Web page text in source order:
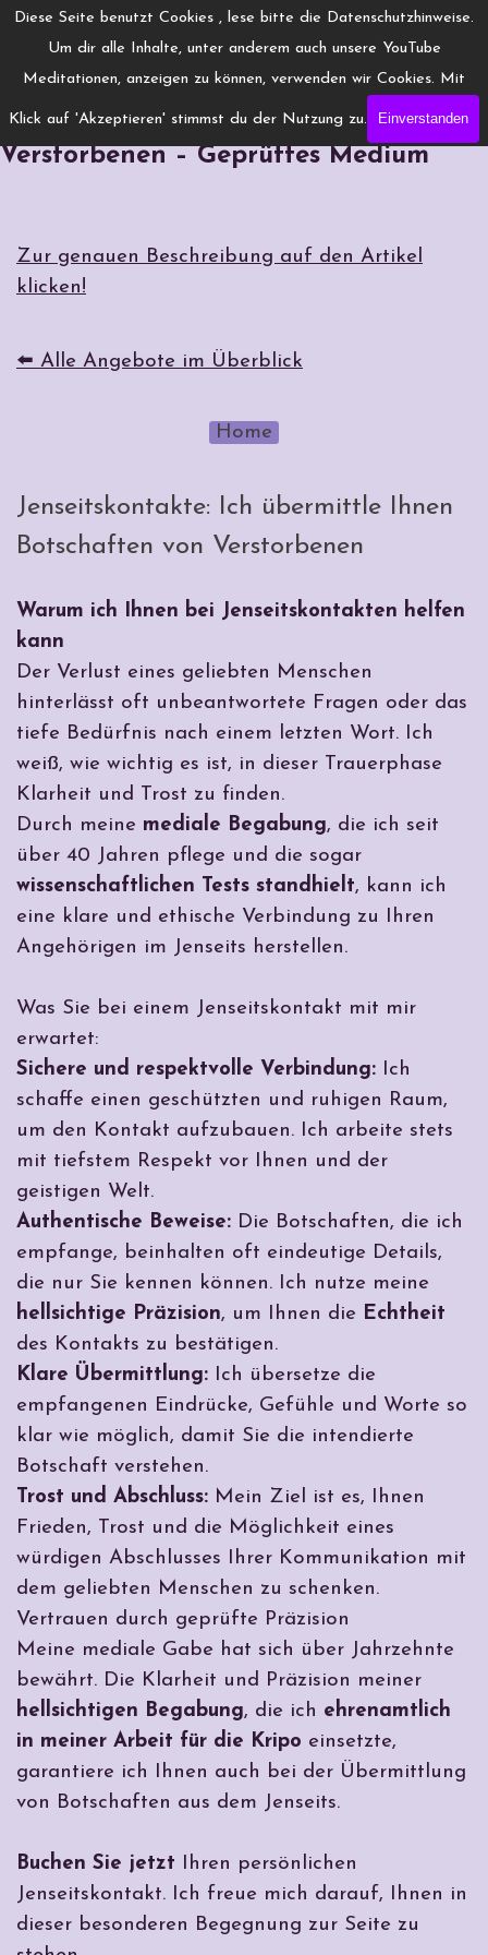
Diese Seite benutzt Cookies , lese bitte die Datenschutzhinweise.
Um dir alle Inhalte, unter anderem auch unsere YouTube
Meditationen, anzeigen zu können, verwenden wir Cookies. Mit
Klick auf 'Akzeptieren' stimmst du der Nutzung zu. Einverstanden
Direkt zum Seiteninhalt
www.Engelchanneling.de
Menü überspringen
Jenseitskontakte: Botschaften von
Verstorbenen – Geprüftes Medium
Zur genauen Beschreibung auf den Artikel
klicken!
⬅️ Alle Angebote im Überblick
Home
Jenseitskontakte: Ich übermittle Ihnen
Botschaften von Verstorbenen
Warum ich Ihnen bei Jenseitskontakten helfen
kann
Der Verlust eines geliebten Menschen
hinterlässt oft unbeantwortete Fragen oder das
tiefe Bedürfnis nach einem letzten Wort. Ich
weiß, wie wichtig es ist, in dieser Trauerphase
Klarheit und Trost zu finden.
Durch meine mediale Begabung, die ich seit
über 40 Jahren pflege und die sogar
wissenschaftlichen Tests standhielt, kann ich
eine klare und ethische Verbindung zu Ihren
Angehörigen im Jenseits herstellen.
Was Sie bei einem Jenseitskontakt mit mir
erwartet:
Sichere und respektvolle Verbindung: Ich
schaffe einen geschützten und ruhigen Raum,
um den Kontakt aufzubauen. Ich arbeite stets
mit tiefstem Respekt vor Ihnen und der
geistigen Welt.
Authentische Beweise: Die Botschaften, die ich
empfange, beinhalten oft eindeutige Details,
die nur Sie kennen können. Ich nutze meine
hellsichtige Präzision, um Ihnen die Echtheit
des Kontakts zu bestätigen.
Klare Übermittlung: Ich übersetze die
empfangenen Eindrücke, Gefühle und Worte so
klar wie möglich, damit Sie die intendierte
Botschaft verstehen.
Trost und Abschluss: Mein Ziel ist es, Ihnen
Frieden, Trost und die Möglichkeit eines
würdigen Abschlusses Ihrer Kommunikation mit
dem geliebten Menschen zu schenken.
Vertrauen durch geprüfte Präzision
Meine mediale Gabe hat sich über Jahrzehnte
bewährt. Die Klarheit und Präzision meiner
hellsichtigen Begabung, die ich ehrenamtlich
in meiner Arbeit für die Kripo einsetzte,
garantiere ich Ihnen auch bei der Übermittlung
von Botschaften aus dem Jenseits.
Buchen Sie jetzt Ihren persönlichen
Jenseitskontakt. Ich freue mich darauf, Ihnen in
dieser besonderen Begegnung zur Seite zu